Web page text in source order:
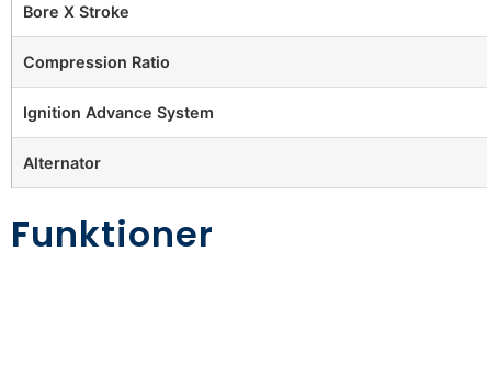
Bore X Stroke
Compression Ratio
Ignition Advance System
Alternator
Funktioner